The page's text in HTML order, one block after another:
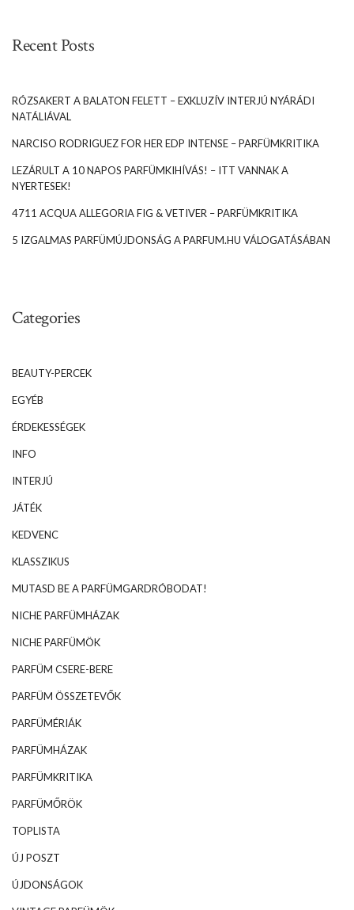
Recent Posts
RÓZSAKERT A BALATON FELETT – EXKLUZÍV INTERJÚ NYÁRÁDI
NATÁLIÁVAL
NARCISO RODRIGUEZ FOR HER EDP INTENSE – PARFÜMKRITIKA
LEZÁRULT A 10 NAPOS PARFÜMKIHÍVÁS! – ITT VANNAK A
NYERTESEK!
4711 ACQUA ALLEGORIA FIG & VETIVER – PARFÜMKRITIKA
5 IZGALMAS PARFÜMÚJDONSÁG A PARFUM.HU VÁLOGATÁSÁBAN
Categories
BEAUTY-PERCEK
EGYÉB
ÉRDEKESSÉGEK
INFO
INTERJÚ
JÁTÉK
KEDVENC
KLASSZIKUS
MUTASD BE A PARFÜMGARDRÓBODAT!
NICHE PARFÜMHÁZAK
NICHE PARFÜMÖK
PARFÜM CSERE-BERE
PARFÜM ÖSSZETEVŐK
PARFÜMÉRIÁK
PARFÜMHÁZAK
PARFÜMKRITIKA
PARFÜMŐRÖK
TOPLISTA
ÚJ POSZT
ÚJDONSÁGOK